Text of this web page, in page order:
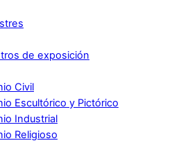
de exposición
Civil
Escultórico y Pictórico
Industrial
Religioso